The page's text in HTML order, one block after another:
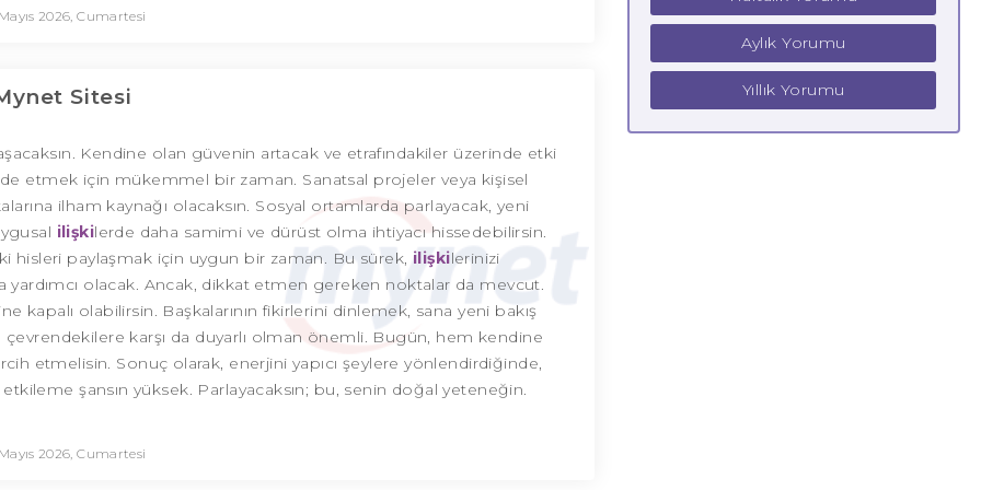
2026, Cumartesi
Sitesi
Kendine olan güvenin artacak ve etrafındakiler üzerinde etki
etmek için mükemmel bir zaman. Sanatsal projeler veya kişisel
ilham kaynağı olacaksın. Sosyal ortamlarda parlayacak, yeni
ilişkilerde daha samimi ve dürüst olma ihtiyacı hissedebilirsin.
hisleri paylaşmak için uygun bir zaman. Bu sürek, ilişkilerinizi
olacak. Ancak, dikkat etmen gereken noktalar da mevcut.
kapalı olabilirsin. Başkalarının fikirlerini dinlemek, sana yeni bakış
çevrendekilere karşı da duyarlı olman önemli. Bugün, hem kendine
etmelisin. Sonuç olarak, enerjini yapıcı şeylere yönlendirdiğinde,
şansın yüksek. Parlayacaksın; bu, senin doğal yeteneğin.
2026, Cumartesi
Aylık Yorumu
Yıllık Yorumu